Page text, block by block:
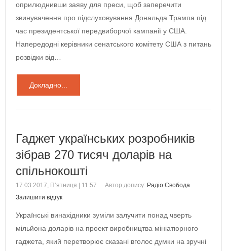
оприлюднивши заяву для преси, щоб заперечити
звинувачення про підслуховування Дональда Трампа під
час президентської передвиборчої кампанії у США.
Напередодні керівники сенатського комітету США з питань
розвідки від…
Докладно...
Гаджет українських розробників
зібрав 270 тисяч доларів на
спільнокошті
17.03.2017, П’ятниця | 11:57 Автор допису: Радіо Свобода
Залишити відгук
Українські винахідники зуміли залучити понад чверть
мільйона доларів на проект виробництва мініатюрного
гаджета, який перетворює сказані вголос думки на зручні